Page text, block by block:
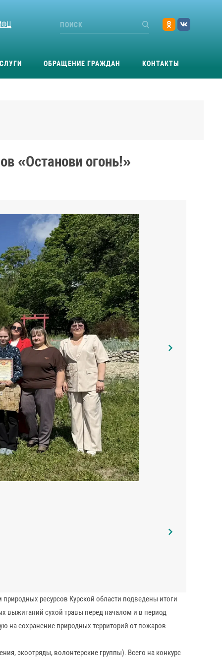
ОБРАЩЕНИЕ ГРАЖДАН КОНТАКТЫ
«Останови огонь!»
ресурсов Курской области подведены итоги
выжиганий сухой травы перед началом и в период
на сохранение природных территорий от пожаров.
экоотряды, волонтерские группы). Всего на конкурс
Союза Н.И. Сечкина».
министра природных ресурсов Курской области Диана